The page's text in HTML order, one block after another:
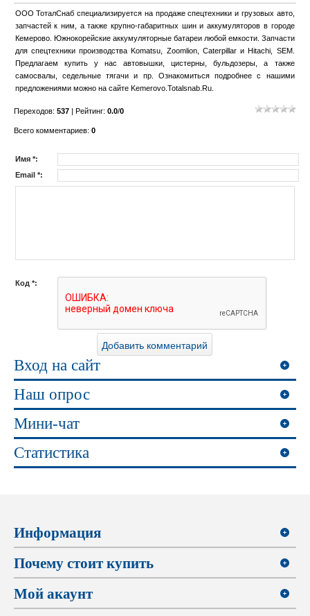
ООО ТоталСнаб специализируется на продаже спецтехники и грузовых авто,
запчастей к ним, а также крупно-габаритных шин и аккумуляторов в городе
Кемерово. Южнокорейские аккумуляторные батареи любой емкости. Запчасти
для спецтехники производства Komatsu, Zoomlion, Caterpillar и Hitachi, SEM.
Предлагаем купить у нас автовышки, цистерны, бульдозеры, а также
самосвалы, седельные тягачи и пр. Ознакомиться подробнее с нашими
предложениями можно на сайте Kemerovo.Totalsnab.Ru.
Переходов: 537| Рейтинг: 0.0/0
Всего комментариев: 0
Имя *:
Email *:
Код *:
Вход на сайт
Наш опрос
Мини-чат
Статистика
Информация
Почему стоит купить
Мой акаунт